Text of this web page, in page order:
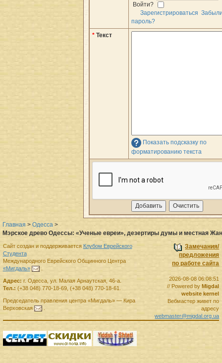
Войти?
Зарегистрироваться
пароль?
* Текст
Показать подсказку по
форматированию текста
Главная > Одесса >
Мэрское древо Одессы: «Ученые евреи», дезертиры думы и местная
Замечания/
предложения
по работе сайта
2026-08-08 06:08:51
// Powered byMigdal
website kernel
Вебмастер живет по
адресу
webmaster@migdal.org.ua
Сайт создан и поддерживается Клубом Еврейского
Студента
Международного Еврейского Общинного Центра
«Мигдаль»
.
Адрес: г. Одесса, ул. Малая Арнаутская, 46-а.
Тел.: (+38 048) 770-18-69, (+38 048) 770-18-61
Председатель правленияцентра «Мигдаль»— Кира
Верховская
.